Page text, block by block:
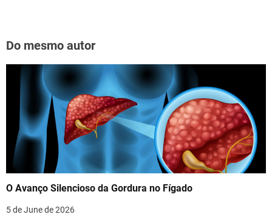
Do mesmo autor
O Avanço Silencioso da Gordura no Fígado
5 de June de 2026